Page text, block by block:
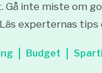
inte miste om
experternas
Budget